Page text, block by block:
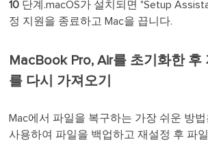
10 단계.macOS가 설치되면 "Setup
정 지원을 종료하고 Mac을 끕니다.
MacBook Pro, Air를 초기화한 후
를 다시 가져오기
Mac에서 파일을 복구하는 가장 쉬운 방법
사용하여 파일을 백업하고 재설정 후 파